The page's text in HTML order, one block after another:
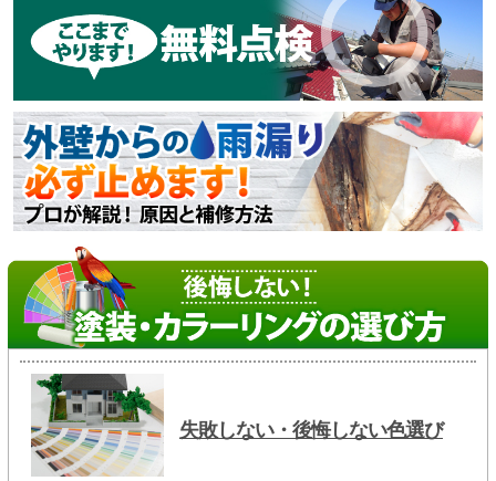
失敗しない・後悔しない色選び